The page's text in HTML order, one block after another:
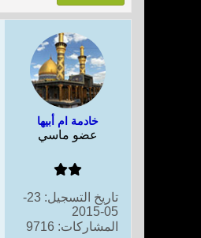
خادمة ام أبيها
عضو ماسي
تاريخ التسجيل:
23-
05-2015
المشاركات: 9716